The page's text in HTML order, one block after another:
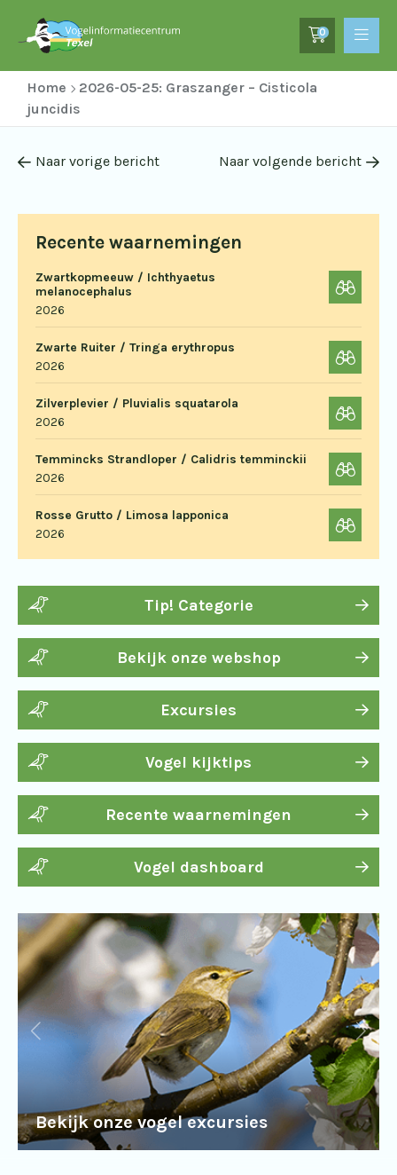
0
Home
2026-05-25: Graszanger – Cisticola
juncidis
Recente waarnemingen
Zwartkopmeeuw / Ichthyaetus
melanocephalus
2026
Zwarte Ruiter / Tringa erythropus
2026
Zilverplevier / Pluvialis squatarola
2026
Temmincks Strandloper / Calidris temminckii
2026
Rosse Grutto / Limosa lapponica
2026
Tip! Categorie
Bekijk onze webshop
Excursies
Vogel kijktips
Recente waarnemingen
Vogel dashboard
Bekijk onze vogel excursies
Naar vorige bericht Naar volgende bericht